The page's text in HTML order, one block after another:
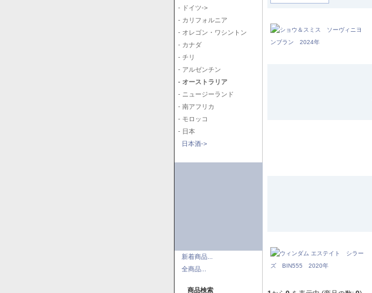
- ドイツ->
- カリフォルニア
- オレゴン・ワシントン
- カナダ
- チリ
- アルゼンチン
- オーストラリア
- ニュージーランド
- 南アフリカ
- モロッコ
- 日本
日本酒->
新着商品...
全商品...
商品検索